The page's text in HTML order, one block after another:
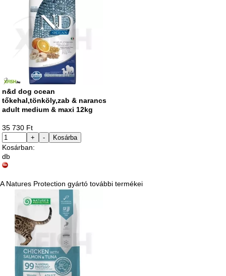
n&d dog ocean
tőkehal,tönköly,zab & narancs
adult medium & maxi 12kg
35 730 Ft
+ - Kosárba
Kosárban:
db
A Natures Protection gyártó további termékei